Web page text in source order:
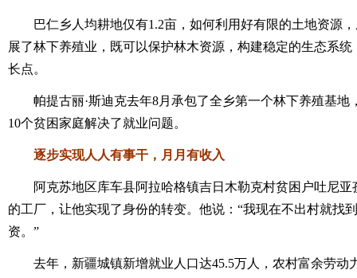
巴仁乡人均耕地仅有1.2亩，如何利用好有限的土地资源，
展了林下养殖业，既可以保护林木资源，构建稳定的生态系
长点。
帕提古丽·斯迪克去年8月承包了全乡第一个林下养殖基地
10个贫困家庭解决了就业问题。
逐步实现人人有事干，月月有收入
阿克苏地区库车县阿拉哈格镇吉日木勒克村贫困户吐尼亚
的工厂，让他实现了身份的转变。他说：“我现在不出村就找
资。”
去年，新疆城镇新增就业人口达45.5万人，农村富余劳动